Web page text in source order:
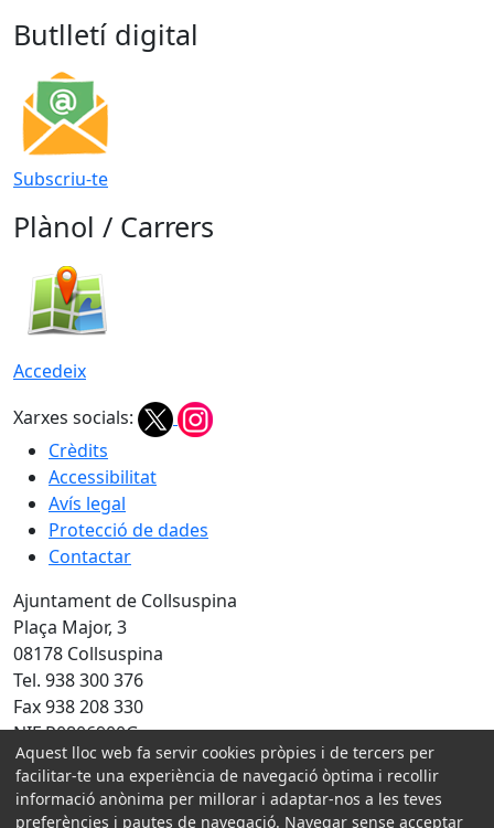
Butlletí digital
Subscriu-te
Plànol / Carrers
Accedeix
Xarxes socials:
Crèdits
Accessibilitat
Avís legal
Protecció de dades
Contactar
Ajuntament de Collsuspina
Plaça Major, 3
08178 Collsuspina
Tel. 938 300 376
Fax 938 208 330
NIF P0806900G
Amb la col·laboració de:
Aquest lloc web fa servir cookies pròpies i de tercers per
facilitar-te una experiència de navegació òptima i recollir
informació anònima per millorar i adaptar-nos a les teves
preferències i pautes de navegació. Navegar sense acceptar